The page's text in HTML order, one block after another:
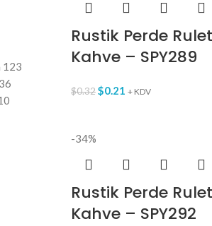
123
Rustik Perde
Kahve – SPY289
$0.32$0.21 + KDV
-34%
Rustik Perde
Kahve – SPY292